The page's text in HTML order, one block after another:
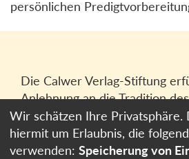
persönlichen
Die Calwer Verlag-Stiftung
Anlehnung an die Tradition
gegründeten Calwer
heutigen Calwer Verlag
GmbHin Stuttgart.
Wir schätzen Ihre Privatsphäre.
hiermit um Erlaubnis, die
verwenden: Speicherung von